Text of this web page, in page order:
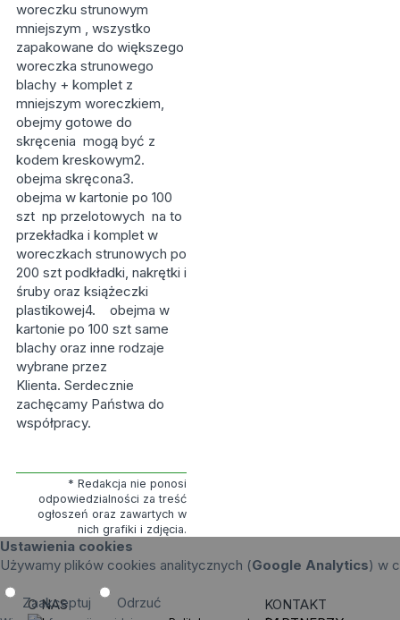
woreczku strunowym
mniejszym , wszystko
zapakowane do większego
woreczka strunowego
blachy + komplet z
mniejszym woreczkiem,
obejmy gotowe do
skręcenia mogą być z
kodem kreskowym2.
obejma skręcona3.
obejma w kartonie po 100
szt np przelotowych na to
przekładka i komplet w
woreczkach strunowych po
200 szt podkładki, nakrętki i
śruby oraz książeczki
plastikowej4. obejma w
kartonie po 100 szt same
blachy oraz inne rodzaje
wybrane przez
Klienta. Serdecznie
zachęcamy Państwa do
współpracy.
* Redakcja nie ponosi
odpowiedzialności za treść
ogłoszeń oraz zawartych w
nich grafiki i zdjęcia.
Ustawienia cookies
Używamy plików cookies analitycznych (Google Analytics) w
Zaakceptuj Odrzuć
O NAS
KONTAKT